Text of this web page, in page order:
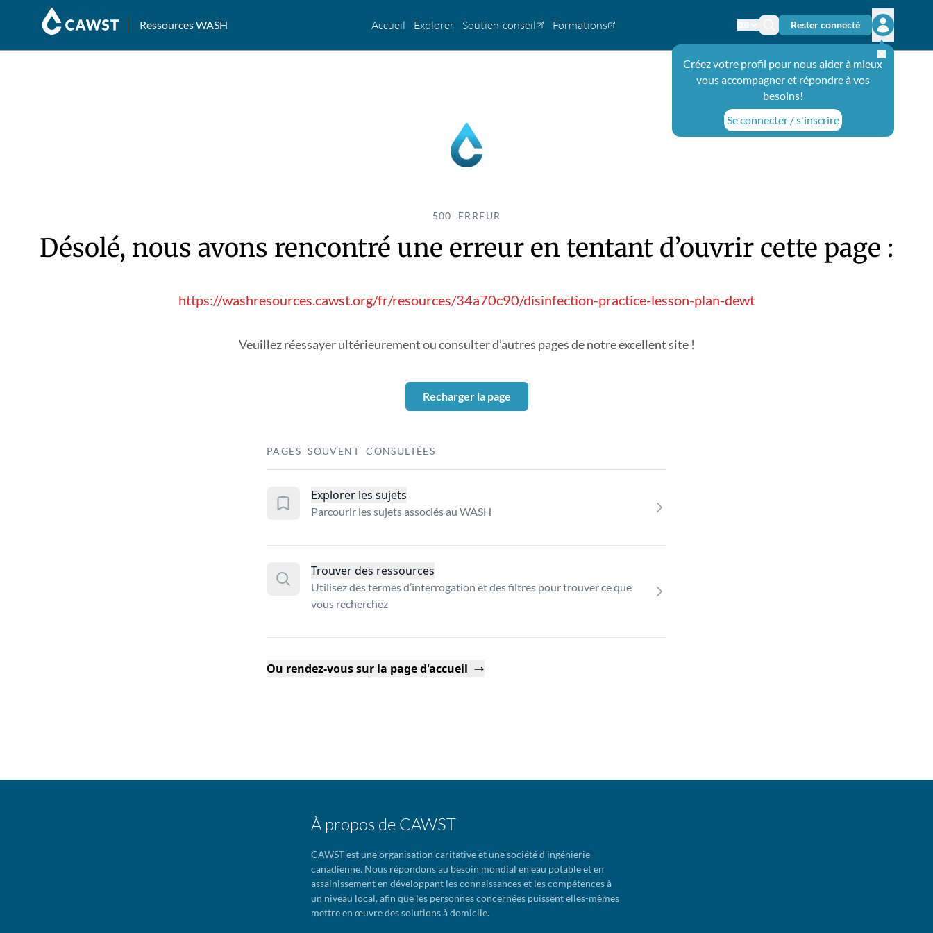
Ressources WASH Accueil Explorer Soutien-conseil Formations Changer de langue
Icône de recherche
Rester connecté
Ouvrir le
Créez votre profil pour nous aider à mieux
vous accompagner et répondre à vos
besoins!
Se connecter / s'inscrire
500 ERREUR
Désolé, nous avons rencontré une erreur en tentant d’ouvrir cette page :
https://washresources.cawst.org/fr/resources/34a70c90/disinfection-practice-lesson-plan-dewt
Veuillez réessayer ultérieurement ou consulter d’autres pages de notre excellent site !
Recharger la page
PAGES SOUVENT CONSULTÉES
Explorer les sujets
Parcourir les sujets associés au WASH
Trouver des ressources
Utilisez des termes d’interrogation et des filtres pour trouver ce que
vous recherchez
Ou rendez-vous sur la page d'accueil
À propos de CAWST
CAWST est une organisation caritative et une société d'ingénierie
canadienne. Nous répondons au besoin mondial en eau potable et en
assainissement en développant les connaissances et les compétences à
un niveau local, afin que les personnes concernées puissent elles-mêmes
mettre en œuvre des solutions à domicile.